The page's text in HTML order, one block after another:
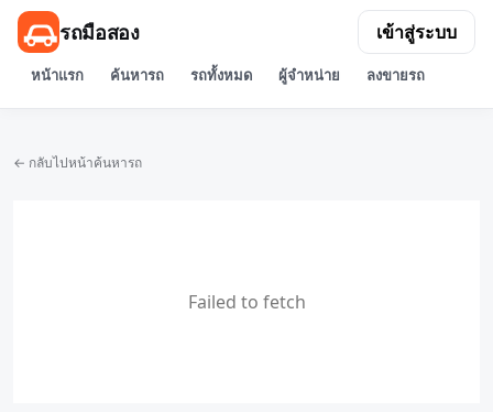
รถมือสอง
หน้าแรก ค้นหารถ รถทั้งหมด ผู้จำหน่าย ลงขายรถ
เข้าสู่ระบบ
← กลับไปหน้าค้นหารถ
Failed to fetch